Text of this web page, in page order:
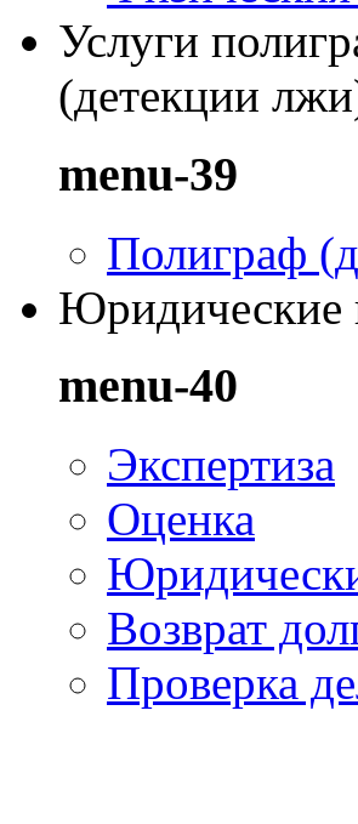
Услуги
(детекции
menu-39
Полиграф
Юридические
menu-40
Экспертиза
Оценка
Возврат
Проверка